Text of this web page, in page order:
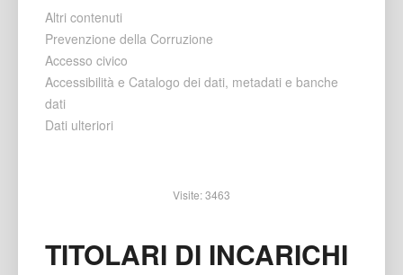
Altri contenuti
Prevenzione della Corruzione
Accesso civico
Accessibilità e Catalogo dei dati, metadati e banche
dati
Dati ulteriori
Visite: 3463
TITOLARI DI INCARICHI